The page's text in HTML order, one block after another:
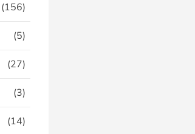
(156)
(5)
(27)
(3)
(14)